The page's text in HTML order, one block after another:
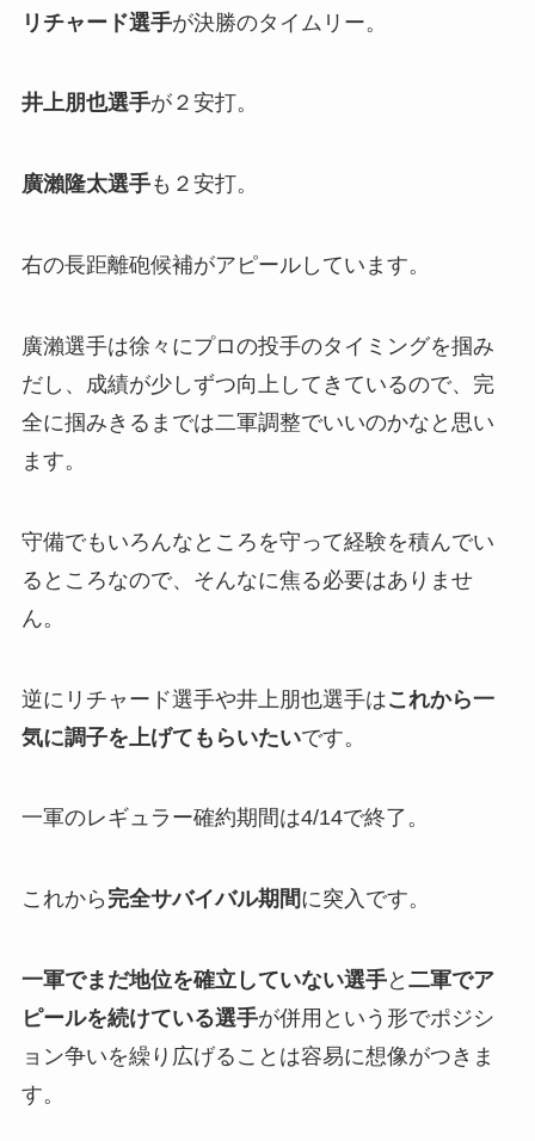
リチャード選手が決勝のタイムリー。
井上朋也選手が２安打。
廣瀨隆太選手も２安打。
右の長距離砲候補がアピールしています。
廣瀨選手は徐々にプロの投手のタイミングを掴み
だし、成績が少しずつ向上してきているので、完
全に掴みきるまでは二軍調整でいいのかなと思い
ます。
守備でもいろんなところを守って経験を積んでい
るところなので、そんなに焦る必要はありませ
ん。
逆にリチャード選手や井上朋也選手はこれから一
気に調子を上げてもらいたいです。
一軍のレギュラー確約期間は4/14で終了。
これから 完全サバイバル期間に突入です。
一軍でまだ地位を確立していない選手と 二軍でア
ピールを続けている選手が併用という形でポジシ
ョン争いを繰り広げることは容易に想像がつきま
す。